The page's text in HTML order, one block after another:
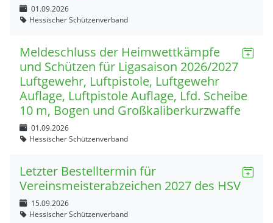
01.09.2026
Hessischer Schützenverband
Meldeschluss der Heimwettkämpfe
und Schützen für Ligasaison 2026/2027
Luftgewehr, Luftpistole, Luftgewehr
Auflage, Luftpistole Auflage, Lfd. Scheibe
10 m, Bogen und Großkaliberkurzwaffe
01.09.2026
Hessischer Schützenverband
Letzter Bestelltermin für
Vereinsmeisterabzeichen 2027 des HSV
15.09.2026
Hessischer Schützenverband